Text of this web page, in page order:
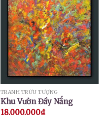
TRANH TRỪU TƯỢNG
Khu Vườn Đầy Nắng
18.000.000₫